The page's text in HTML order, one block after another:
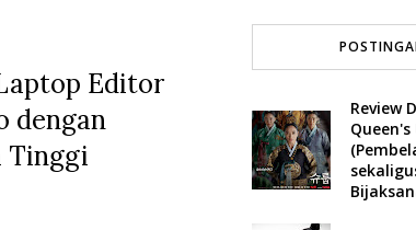
Editor
dengan
Tinggi
Review